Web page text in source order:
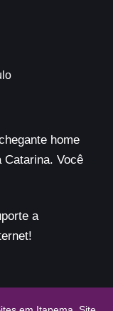
home
Catarina. Você
a